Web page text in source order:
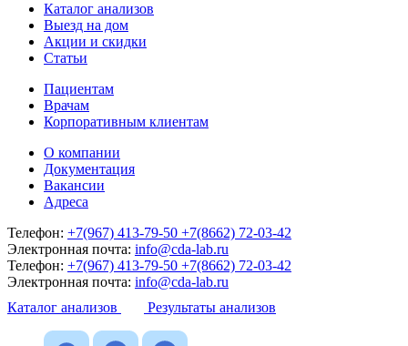
Каталог анализов
Выезд на дом
Акции и скидки
Статьи
Пациентам
Врачам
Корпоративным клиентам
О компании
Документация
Вакансии
Адреса
Телефон: +7(967) 413-79-50 +7(8662) 72-03-42
Электронная почта: info@cda-lab.ru
Телефон: +7(967) 413-79-50 +7(8662) 72-03-42
Электронная почта: info@cda-lab.ru
Каталог анализов
Результаты анализов